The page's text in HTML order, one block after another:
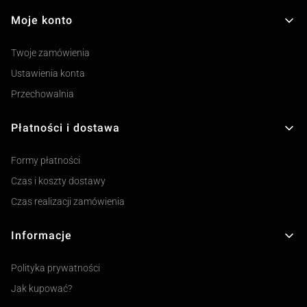
Moje konto
Twoje zamówienia
Ustawienia konta
Przechowalnia
Płatności i dostawa
Formy płatności
Czas i koszty dostawy
Czas realizacji zamówienia
Informacje
Polityka prywatności
Jak kupować?